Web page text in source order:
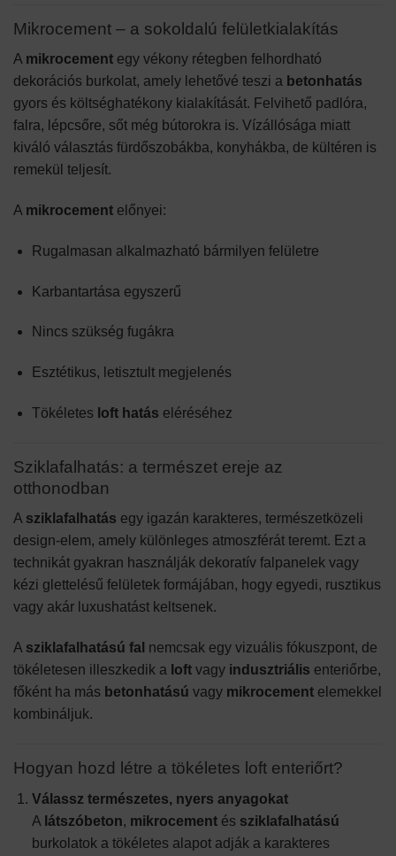
Mikrocement – a sokoldalú felületkialakítás
A mikrocement egy vékony rétegben felhordható
dekorációs burkolat, amely lehetővé teszi a betonhatás
gyors és költséghatékony kialakítását. Felvihető padlóra,
falra, lépcsőre, sőt még bútorokra is. Vízállósága miatt
kiváló választás fürdőszobákba, konyhákba, de kültéren is
remekül teljesít.
A mikrocement előnyei:
Rugalmasan alkalmazható bármilyen felületre
Karbantartása egyszerű
Nincs szükség fugákra
Esztétikus, letisztult megjelenés
Tökéletes loft hatás eléréséhez
Sziklafalhatás: a természet ereje az
otthonodban
A sziklafalhatás egy igazán karakteres, természetközeli
design-elem, amely különleges atmoszférát teremt. Ezt a
technikát gyakran használják dekoratív falpanelek vagy
kézi glettelésű felületek formájában, hogy egyedi, rusztikus
vagy akár luxushatást keltsenek.
A sziklafalhatású fal nemcsak egy vizuális fókuszpont, de
tökéletesen illeszkedik a loft vagy indusztriális enteriőrbe,
főként ha más betonhatású vagy mikrocement elemekkel
kombináljuk.
Hogyan hozd létre a tökéletes loft enteriőrt?
Válassz természetes, nyers anyagokat
A látszóbeton, mikrocementés sziklafalhatású
burkolatok a tökéletes alapot adják a karakteres